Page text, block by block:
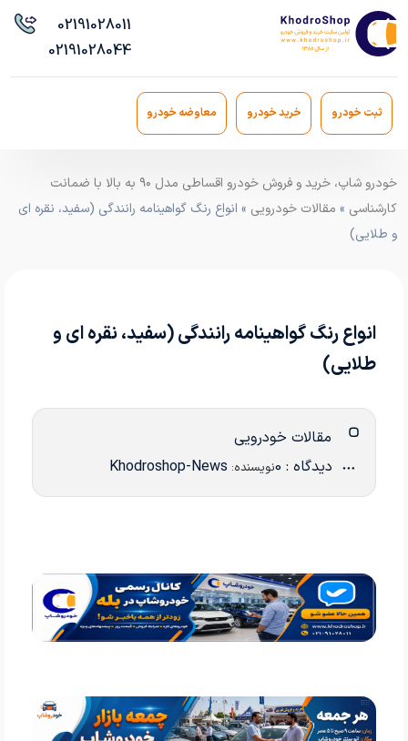
02191028011
02191028044
ثبت خودرو خرید خودرو معاوضه خودرو
خودرو شاپ، خرید و فروش خودرو اقساطی مدل ۹۰ به بالا با ضمانت
کارشناسی » مقالات خودرویی » انواع رنگ گواهینامه رانندگی (سفید، نقره ای
و طلایی)
انواع رنگ گواهینامه رانندگی (سفید، نقره ای و
طلایی)
مقالات خودرویی
دیدگاه : 0 نویسنده: Khodroshop-News